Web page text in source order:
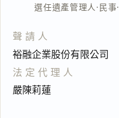
選任遺產管理人 ·民事·
聲請人
裕融企業股份有限公司
法定代理人
嚴陳莉蓮